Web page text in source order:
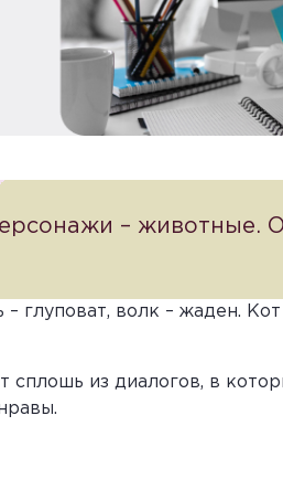
– животные.
глуповат, волк – жаден.
сплошь из диалогов, в